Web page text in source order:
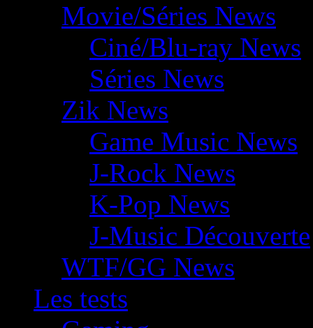
Movie/Séries News
Ciné/Blu-ray News
Séries News
Zik News
Game Music News
J-Rock News
K-Pop News
J-Music Découverte
WTF/GG News
Les tests